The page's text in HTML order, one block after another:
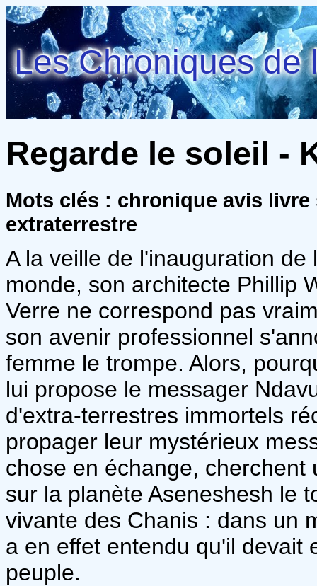
Les Chroniques de
Regarde le soleil -
Mots clés : chronique avis
extraterrestre
A la veille de l'inauguration
monde, son architecte Phillip
Verre ne correspond pas
son avenir professionnel
femme le trompe. Alors,
lui propose le messager
d'extra-terrestres immortels
propager leur mystérieux
chose en échange,
sur la planète Aseneshesh le
vivante des Chanis : dans un
a en effet entendu qu'il devait
peuple.